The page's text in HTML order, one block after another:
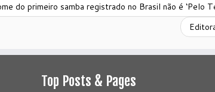
do primeiro samba registrado no Brasil não é ‘Pelo
Top Posts & Pages